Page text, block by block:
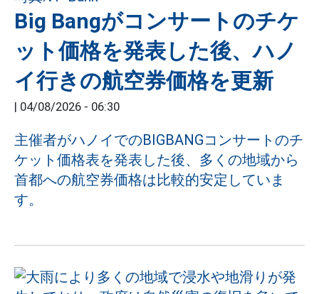
Big Bangがコンサートのチケ
ット価格を発表した後、ハノ
イ行きの航空券価格を更新
| 04/08/2026 - 06:30
主催者がハノイでのBIGBANGコンサートのチ
ケット価格表を発表した後、多くの地域から
首都への航空券価格は比較的安定していま
す。